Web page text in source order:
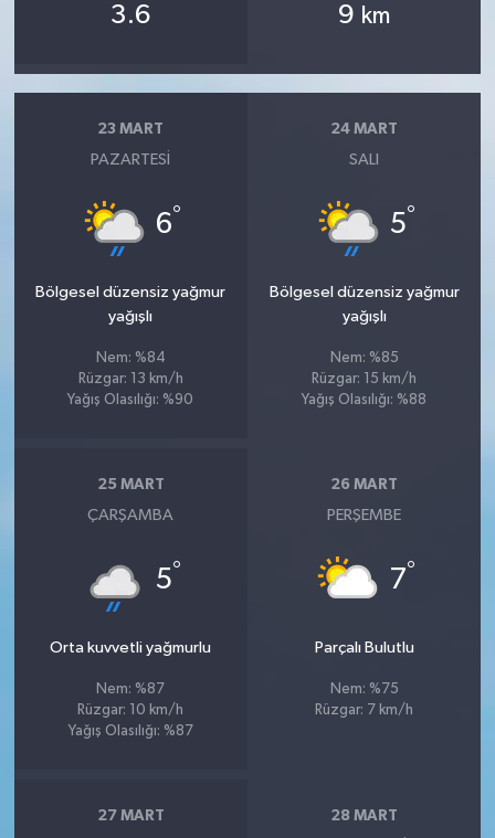
3.6 9 km
23 MART
PAZARTESI
6°
Bölgesel düzensiz yağmur
yağışlı
Nem: %84
Rüzgar: 13 km/h
Yağış Olasılığı: %90
24 MART
SALI
5°
Bölgesel düzensiz yağmur
yağışlı
Nem: %85
Rüzgar: 15 km/h
Yağış Olasılığı: %88
25 MART
ÇARŞAMBA
5°
Orta kuvvetli yağmurlu
Nem: %87
Rüzgar: 10 km/h
Yağış Olasılığı: %87
26 MART
PERŞEMBE
7°
Parçalı Bulutlu
Nem: %75
Rüzgar: 7 km/h
27 MART 28 MART